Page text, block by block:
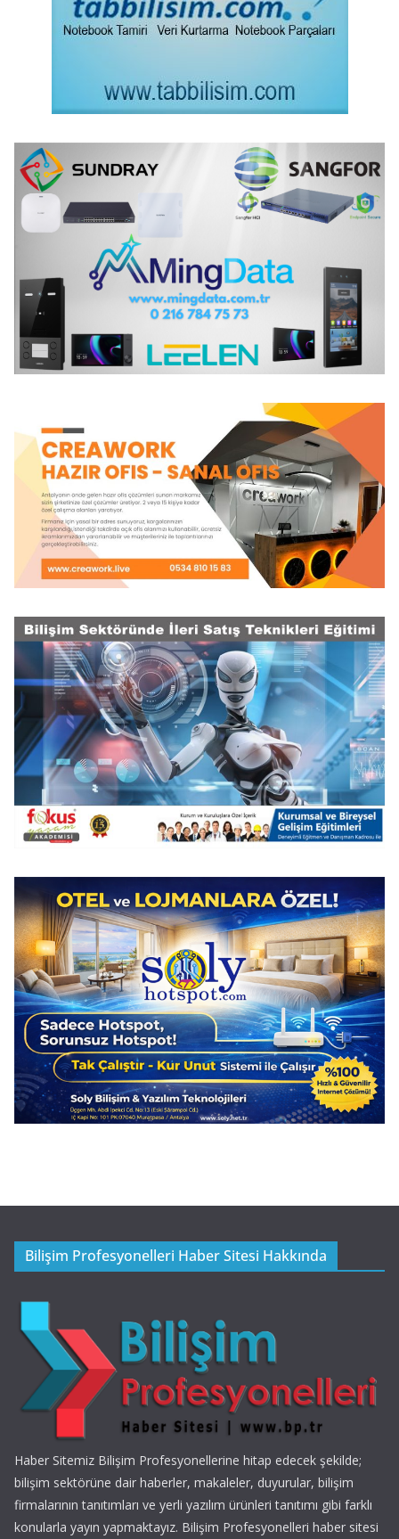
Bilişim Profesyonelleri Haber Sitesi Hakkında
Haber Sitemiz Bilişim Profesyonellerine hitap edecek şekilde;
bilişim sektörüne dair haberler, makaleler, duyurular, bilişim
firmalarının tanıtımları ve yerli yazılım ürünleri tanıtımı gibi farklı
konularla yayın yapmaktayız. Bilişim Profesyonelleri haber sitesi